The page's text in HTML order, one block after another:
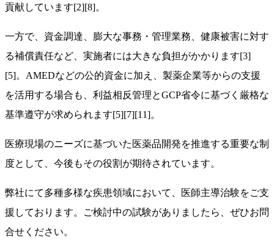
貢献しています[2][8]。
一方で、資金調達、膨大な事務・管理業務、健康被害に対す
る補償責任など、実施者には大きな負担がかかります[3]
[5]。AMEDなどの公的資金に加え、製薬企業等からの支援
を活用する場合も、利益相反管理とGCP省令に基づく厳格な
基準遵守が求められます[5][7][11]。
医療現場のニーズに基づいた医薬品開発を推進する重要な制
度として、今後もその役割が期待されています。
弊社にて多種多様な疾患領域において、医師主導治験をご支
援しております。ご検討中の試験がありましたら、ぜひお問
合せください。